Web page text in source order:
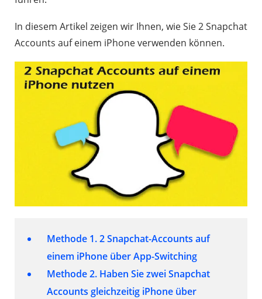
In diesem Artikel zeigen wir Ihnen, wie Sie 2 Snapchat
Accounts auf einem iPhone verwenden können.
Methode 1. 2 Snapchat-Accounts auf
einem iPhone über App-Switching
Methode 2. Haben Sie zwei Snapchat
Accounts gleichzeitig iPhone über